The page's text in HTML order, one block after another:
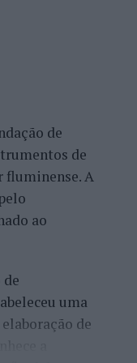
esse
e
o
Interior
Israel e
de
de
fluminense. A
ao
uma
de